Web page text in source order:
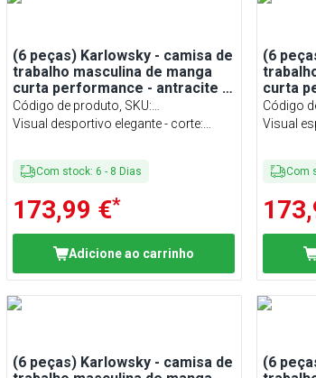
(6 peças) Karlowsky - camisa de
trabalho masculina de manga
curta performance - antracite -
tamanho: S
Código de produto, SKU:
KHASPSK5AZ#SET
Visual desportivo elegante - corte:
Com stock: 6 - 8 Dias
173,99 €*
Adicione ao carrinho
(6
curta
Código
Visual
Com
(6 peças) Karlowsky - camisa de
(6